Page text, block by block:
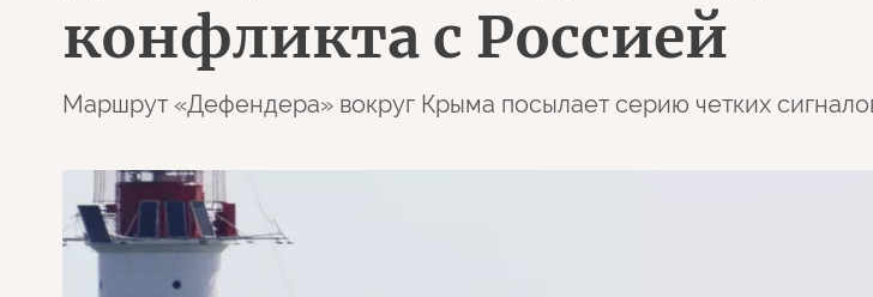
конфликта с Россией
Маршрут «Дефендера» вокруг Крыма посылает серию четких